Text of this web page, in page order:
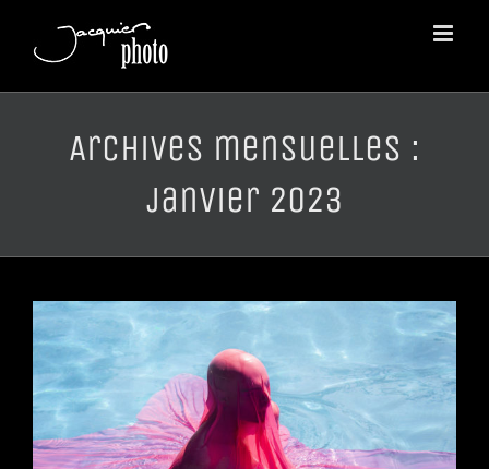
Archives mensuelles :
janvier 2023